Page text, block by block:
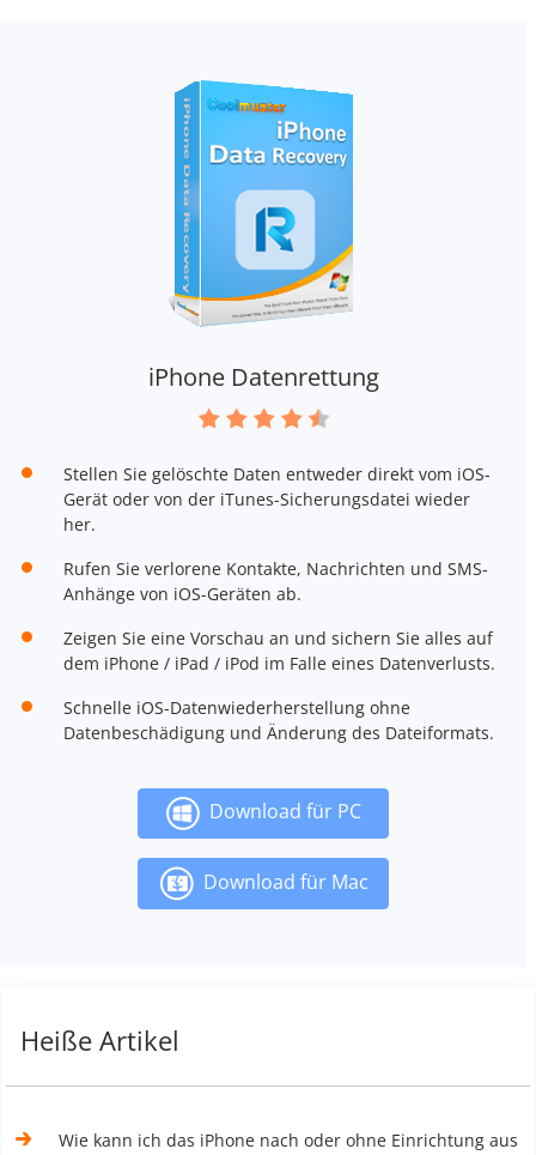
iPhone Datenrettung
Stellen Sie gelöschte Daten entweder direkt vom iOS-
Gerät oder von der iTunes-Sicherungsdatei wieder
her.
Rufen Sie verlorene Kontakte, Nachrichten und SMS-
Anhänge von iOS-Geräten ab.
Zeigen Sie eine Vorschau an und sichern Sie alles auf
dem iPhone / iPad / iPod im Falle eines Datenverlusts.
Schnelle iOS-Datenwiederherstellung ohne
Datenbeschädigung und Änderung des Dateiformats.
Download für PC
Download für Mac
Heiße Artikel
Wie kann ich das iPhone nach oder ohne Einrichtung aus